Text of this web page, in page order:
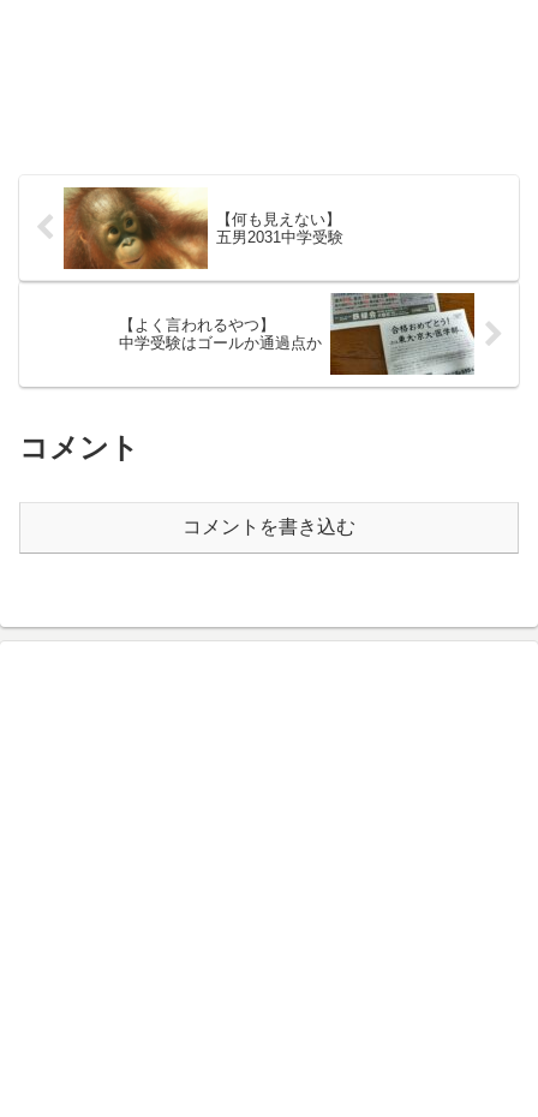
【何も見えない】
五男2031中学受験
【よく言われるやつ】
中学受験はゴールか通過点か
コメント
コメントを書き込む